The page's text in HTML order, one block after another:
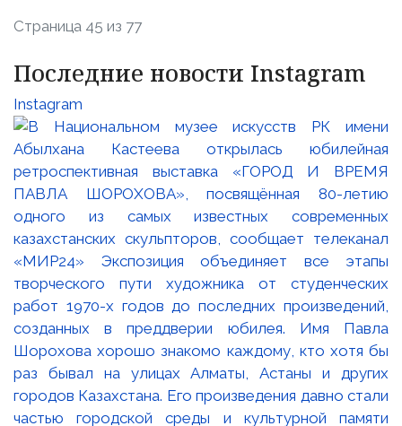
Страница 45 из 77
Последние новости Instagram
Instagram